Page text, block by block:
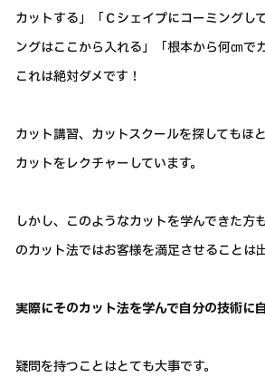
カットする」「Ｃシェイプにコーミングし
ングはここから入れる」「根本から何㎝で
これは絶対ダメです！
カット講習、カットスクールを探してもほ
カットをレクチャーしています。
しかし、このようなカットを学んできた方
のカット法ではお客様を満足させることは
実際にそのカット法を学んで自分の技術に
疑問を持つことはとても大事です。